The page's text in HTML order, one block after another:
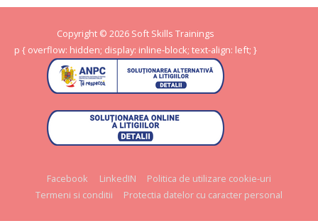
Copyright © 2026 Soft Skills Trainings
p { overflow: hidden; display: inline-block; text-align: left; }
Facebook LinkedIN
Politica de utilizare cookie-uri
Termeni si conditii
Protectia datelor cu caracter personal